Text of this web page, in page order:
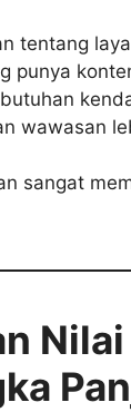
tentang
punya
wawasan
sangat